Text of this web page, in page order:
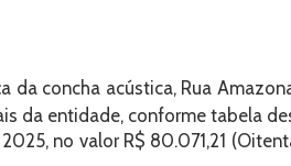
da concha acústica, Rua
da entidade, conforme tabela
no valor R$ 80.071,21